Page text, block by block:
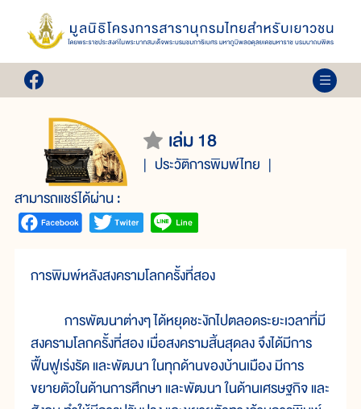
เล่ม 18
ประวัติการพิมพ์ไทย
สามารถแชร์ได้ผ่าน :
การพิมพ์หลังสงครามโลกครั้งที่สอง
การพัฒนาต่างๆ ได้หยุดชะงักไปตลอดระยะเวลาที่มี
สงครามโลกครั้งที่สอง เมื่อสงครามสิ้นสุดลง จึงได้มีการ
ฟื้นฟูเร่งรัด และพัฒนา ในทุกด้านของบ้านเมือง มีการ
ขยายตัวในด้านการศึกษา และพัฒนา ในด้านเศรษฐกิจ และ